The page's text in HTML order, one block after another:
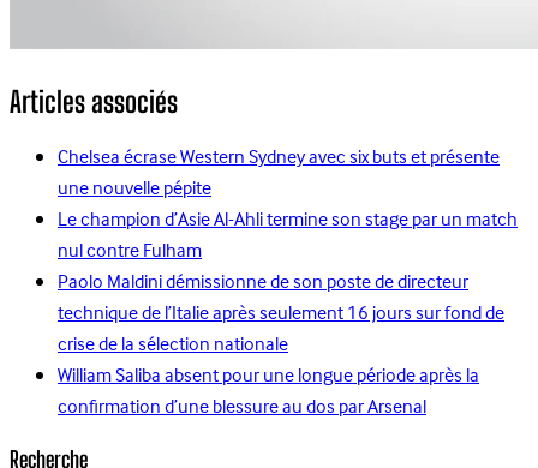
Articles associés
Chelsea écrase Western Sydney avec six buts et présente
une nouvelle pépite
Le champion d’Asie Al-Ahli termine son stage par un match
nul contre Fulham
Paolo Maldini démissionne de son poste de directeur
technique de l’Italie après seulement 16 jours sur fond de
crise de la sélection nationale
William Saliba absent pour une longue période après la
confirmation d’une blessure au dos par Arsenal
Recherche